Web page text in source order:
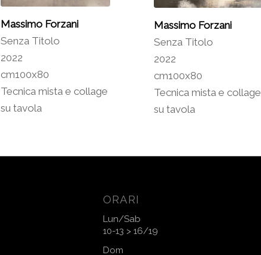
Massimo Forzani
Senza Titolo
2022
cm100x80
Tecnica mista e collage
su tavola
Massimo Forzani
Senza Titolo
2022
cm100x80
Tecnica mista e collage
su tavola
ORARI
Lun/Sab
10-13 > 16/19
Dom